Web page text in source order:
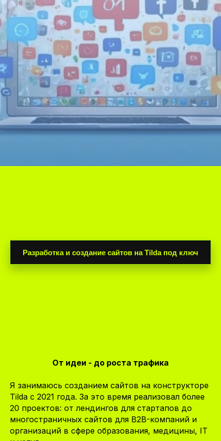
Разработка и создание сайтов на Tilda под ключ
От идеи - до роста трафика
Я занимаюсь созданием сайтов на конструкторе
Tilda с 2021 года. За это время реализовал более
20 проектов: от лендингов для стартапов до
многостраничных сайтов для B2B-компаний и
организаций в сфере образования, медицины, IT